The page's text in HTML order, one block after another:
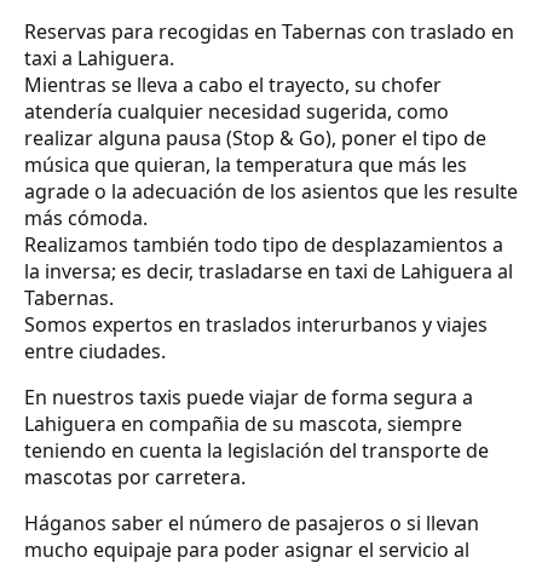
Reservas para recogidas en Tabernas con traslado en
taxi a Lahiguera.
Mientras se lleva a cabo el trayecto, su chofer
atendería cualquier necesidad sugerida, como
realizar alguna pausa (Stop & Go), poner el tipo de
música que quieran, la temperatura que más les
agrade o la adecuación de los asientos que les resulte
más cómoda.
Realizamos también todo tipo de desplazamientos a
la inversa; es decir, trasladarse en taxi de Lahiguera al
Tabernas.
Somos expertos en traslados interurbanos y viajes
entre ciudades.
En nuestros taxis puede viajar de forma segura a
Lahiguera en compañia de su mascota, siempre
teniendo en cuenta la legislación del transporte de
mascotas por carretera.
Háganos saber el número de pasajeros o si llevan
mucho equipaje para poder asignar el servicio al